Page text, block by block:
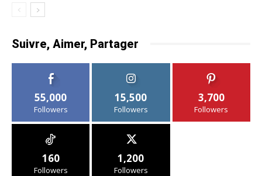
Suivre, Aimer, Partager
55,000
Followers
15,500
Followers
3,700
Followers
160
Followers
1,200
Followers